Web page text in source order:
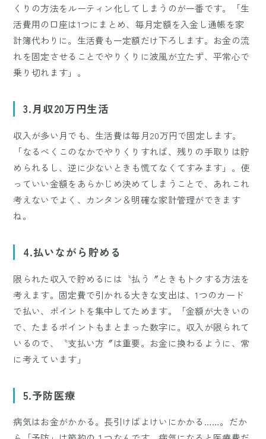
くりの方法をルーティン化してしまうのが一番です。「生
活費用の口座は1つにまとめ、毎月定額を入金し通帳を家
計簿代わりに。生活費も一定額だけ下ろします。お金の流
れを固定させることでやりくりに波風が立たず、平常心で
乗り切れます」。
3.月収20万円生活
収入が多い月でも、生活費は毎月20万円で固定します。
「なるべくこのなかでやりくりすれば、残りの手取りは貯
められるし、逆に少ないときも慌てなくてすみます」。使
っていい金額をあらかじめ決めてしまうことで、あれこれ
考えないでよく、カンタン＆明確な家計管理ができます
ね。
4.払いながら貯める
限られた収入で貯めるには〝払う〞ときもトクする方法を
考えます。固定費で引かれる大きな支出は、1つのカード
で払い、ポイントを集中してためます。「金額が大きいの
で、たまるポイントもまとまった数字に。収入が限られて
いるので、〝支払い方〞は重要。お金に換わるように、常
に考えています」
5.予防医療
病気はお金がかかる。長引けばよけいにかかる……。だか